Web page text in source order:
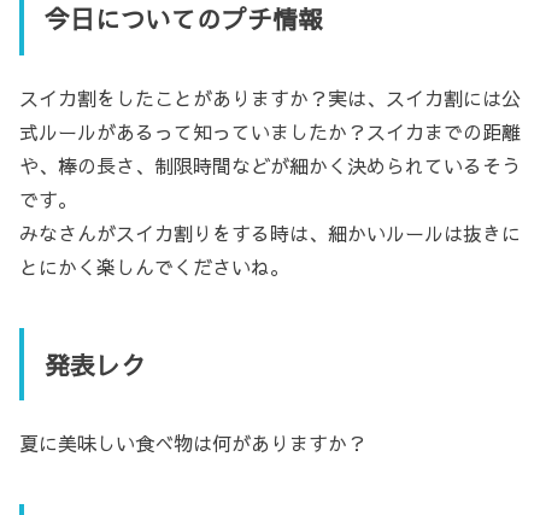
今日についてのプチ情報
スイカ割をしたことがありますか？実は、スイカ割には公
式ルールがあるって知っていましたか？スイカまでの距離
や、棒の長さ、制限時間などが細かく決められているそう
です。
みなさんがスイカ割りをする時は、細かいルールは抜きに
とにかく楽しんでくださいね。
発表レク
夏に美味しい食べ物は何がありますか？